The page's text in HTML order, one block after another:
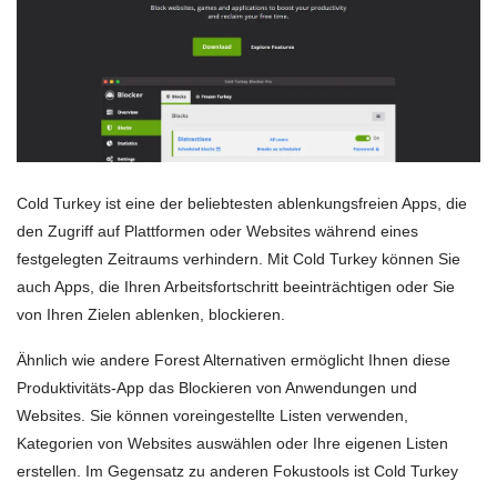
Cold Turkey ist eine der beliebtesten ablenkungsfreien Apps, die
den Zugriff auf Plattformen oder Websites während eines
festgelegten Zeitraums verhindern. Mit Cold Turkey können Sie
auch Apps, die Ihren Arbeitsfortschritt beeinträchtigen oder Sie
von Ihren Zielen ablenken, blockieren.
Ähnlich wie andere Forest Alternativen ermöglicht Ihnen diese
Produktivitäts-App das Blockieren von Anwendungen und
Websites. Sie können voreingestellte Listen verwenden,
Kategorien von Websites auswählen oder Ihre eigenen Listen
erstellen. Im Gegensatz zu anderen Fokustools ist Cold Turkey